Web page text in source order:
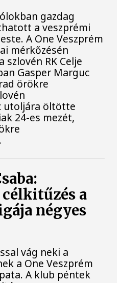
gazdag
a veszprémi
A One Veszprém
mérkőzésén
RK Celje
Gasper Marguc
örökre
utoljára öltötte
24-es mezét,
a
négyes
vág neki a
a One Veszprém
A klub péntek